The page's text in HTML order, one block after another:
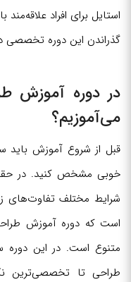
استایل برای افراد علاقه‌مند
گذراندن این دوره تخصصی
در دوره آموزش
می‌آموزیم؟
قبل از شروع آموزش باید
خوبی مشخص کنید. در
شرایط مختلف تفاوت‌های
است که دوره آموزش
متنوع است. در این دوره
طراحی تا تخصصی‌ترین